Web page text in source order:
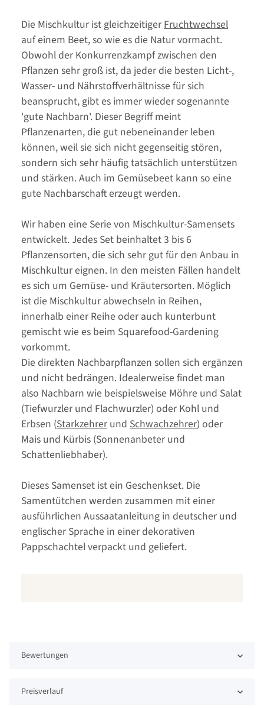
Die Mischkultur ist gleichzeitigerFruchtwechsel
auf einem Beet, so wie es die Natur vormacht.
Obwohl der Konkurrenzkampf zwischen den
Pflanzen sehr groß ist, da jeder die besten Licht-,
Wasser- und Nährstoffverhältnisse für sich
beansprucht, gibt es immer wieder sogenannte
'gute Nachbarn'. Dieser Begriff meint
Pflanzenarten, die gut nebeneinander leben
können, weil sie sich nicht gegenseitig stören,
sondern sich sehr häufig tatsächlich unterstützen
und stärken. Auch im Gemüsebeet kann so eine
gute Nachbarschaft erzeugt werden.
Wir haben eine Serie von Mischkultur-Samensets
entwickelt. Jedes Set beinhaltet 3 bis 6
Pflanzensorten, die sich sehr gut für den Anbau in
Mischkultur eignen. In den meisten Fällen handelt
es sich um Gemüse- und Kräutersorten. Möglich
ist die Mischkultur abwechseln in Reihen,
innerhalb einer Reihe oder auch kunterbunt
gemischt wie es beim Squarefood-Gardening
vorkommt.
Die direkten Nachbarpflanzen sollen sich ergänzen
und nicht bedrängen. Idealerweise findet man
also Nachbarn wie beispielsweise Möhre und Salat
(Tiefwurzler und Flachwurzler) oder Kohl und
Erbsen (Starkzehrer und Schwachzehrer) oder
Mais und Kürbis (Sonnenanbeter und
Schattenliebhaber).
Dieses Samenset ist ein Geschenkset. Die
Samentütchen werden zusammen mit einer
ausführlichen Aussaatanleitung in deutscher und
englischer Sprache in einer dekorativen
Pappschachtel verpackt und geliefert.
Bewertungen
Preisverlauf